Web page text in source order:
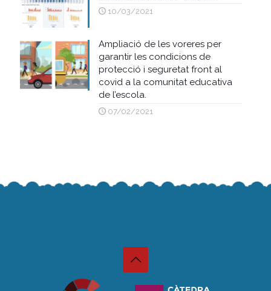
10/03/2021
Ampliació de les voreres per
garantir les condicions de
protecció i seguretat front al
covid a la comunitat educativa
de l’escola.
07/02/2021